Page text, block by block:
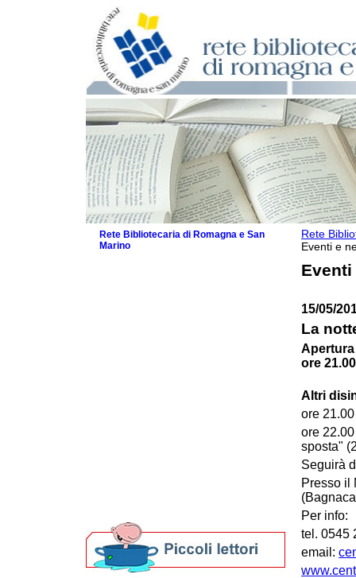
Rete
Eventi e
Eventi
15/05/
La
ore
Altri
ore
ore
sposta"
Seguirà
Presso il
Per info:
tel. 0545
email:
Rete Bibliotecaria di Romagna e San
Marino